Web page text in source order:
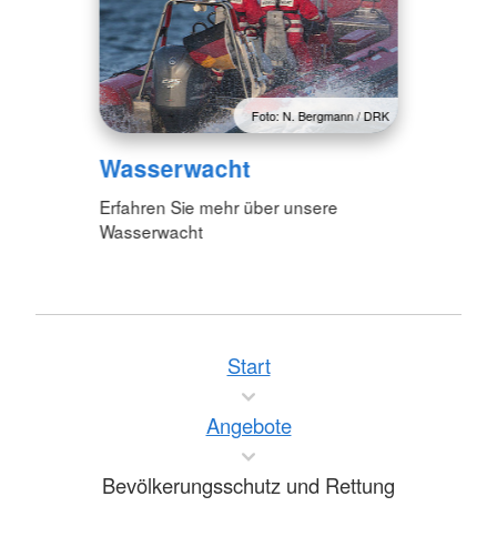
Foto: N. Bergmann / DRK
Wasserwacht
Erfahren Sie mehr über unsere
Wasserwacht
Start
Angebote
Bevölkerungsschutz und Rettung